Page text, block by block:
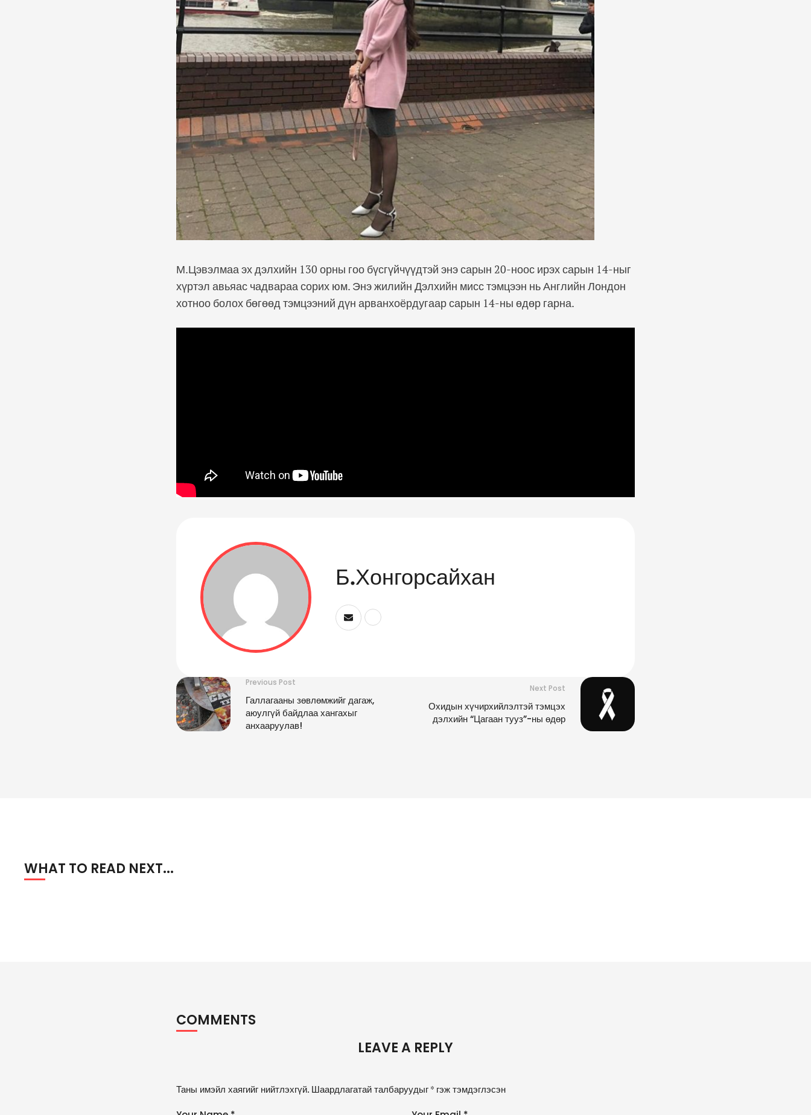
М.Цэвэлмаа эх дэлхийн 130 орны гоо бүсгүйчүүдтэй энэ сарын 20-ноос ирэх сарын 14-ныг
хүртэл авьяас чадвараа сорих юм. Энэ жилийн Дэлхийн мисс тэмцээн нь Английн Лондон
хотноо болох бөгөөд тэмцээний дүн арванхоёрдугаар сарын 14-ны өдөр гарна.
Б.Хонгорсайхан
Previous Post
Галлагааны зөвлөмжийг дагаж,
аюулгүй байдлаа хангахыг
анхааруулав!
Next Post
Охидын хүчирхийлэлтэй тэмцэх
дэлхийн “Цагаан тууз”-ны өдөр
WHAT TO READ NEXT...
COMMENTS
LEAVE A REPLY
Таны имэйл хаягийг нийтлэхгүй. Шаардлагатай талбаруудыг * гэж тэмдэглэсэн
A